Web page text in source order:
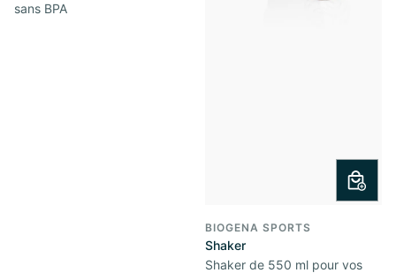
sans BPA
BIOGENA SPORTS
Shaker
Shaker de 550 ml pour vos